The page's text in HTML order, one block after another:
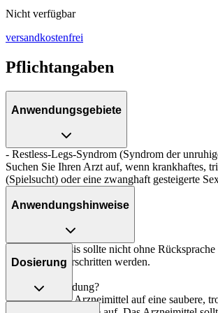
Nicht verfügbar
versandkostenfrei
Pflichtangaben
Anwendungsgebiete
- Restless-Legs-Syndrom (Syndrom der
Suchen Sie Ihren Arzt auf, wenn krankhaftes,
(Spielsucht) oder eine zwanghaft gesteigerte
Anwendungshinweise
Die Gesamtdosis sollte nicht ohne
Apotheker überschritten werden.
Art der Anwendung?
Kleben Sie das Arzneimittel auf eine saubere,
Dosierung